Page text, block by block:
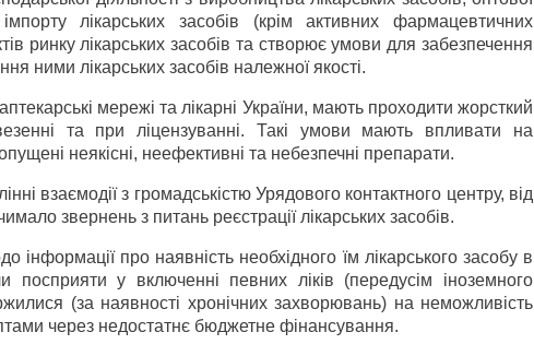
лікарських засобів (крім активних фармацевтичних
ринку лікарських засобів та створює умови для забезпечення
ними лікарських засобів належної якості.
мережі та лікарні України, мають проходити жорсткий
та при ліцензуванні. Такі умови мають впливати на
неякісні, неефективні та небезпечні препарати.
взаємодії з громадськістю Урядового контактного центру, від
звернень з питань реєстрації лікарських засобів.
про наявність необхідного їм лікарського засобу в
посприяти у включенні певних ліків (передусім іноземного
(за наявності хронічних захворювань) на неможливість
через недостатнє бюджетне фінансування.